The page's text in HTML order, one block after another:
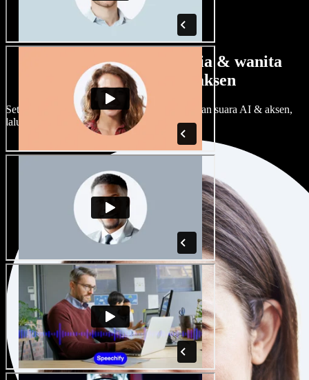
Banyak pilihan suara pria & wanita
dengan berbagai aksen
Setiap proyek bisa terdengar beda. Pilih ratusan suara AI & aksen,
lalu sesuaikan sesuka Anda.